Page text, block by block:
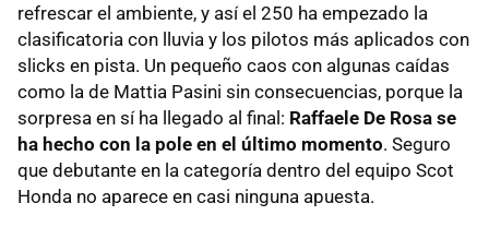
refrescar el ambiente, y así el 250 ha empezado la
clasificatoria con lluvia y los pilotos más aplicados con
slicks en pista. Un pequeño caos con algunas caídas
como la de Mattia Pasini sin consecuencias, porque la
sorpresa en sí ha llegado al final: Raffaele De Rosa se
ha hecho con la pole en el último momento. Seguro
que debutante en la categoría dentro del equipo Scot
Honda no aparece en casi ninguna apuesta.